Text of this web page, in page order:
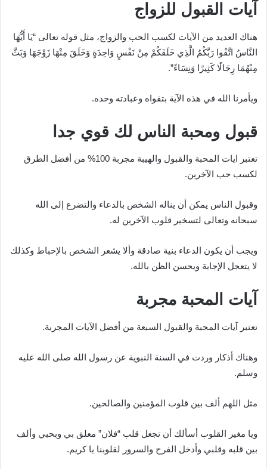
آيات القبول للزواج
هناك العديد من الآيات لكسب الحب والزواج، مثل قوله تعالى “يَا أَيُّهَا
النَّاسُ اتَّقُوا رَبَّكُمُ الَّذِي خَلَقَكُمْ مِنْ نَفْسٍ وَاحِدَةٍ وَخَلَقَ مِنْهَا زَوْجَهَا وَبَثَّ
مِنْهُمَا رِجَالًا كَثِيرًا وَنِسَاءً”.
ويأمرنا الله في هذه الآية بتقواه وعبادته وحده.
قبول ومحبة الناس لك قوي جدا
تعتبر ايات المحبة والقبول والهيبة مجربة 100% من أفضل الطرق
لكسب حب الآخرين.
وقبول الناس يمكن أن يناله الشخص بالدعاء والتضرع إلى الله
سبحانه وتعالى لتسخير قلوب الآخرين له.
ويجب أن يكون الدعاء بنية صادقة وألا يشعر الشخص بالإحباط وكذلك
لا يتعجل الإجابة ويحسن الظن بالله.
آيات المحبة مجربة
تعتبر آيات المحبة والقبول السبعة من أفضل الآيات المجربة.
وهناك أذكار وردت في السنة النبوية عن رسول الله صلى الله عليه
وسلم.
مثل اللهم ألف بين قلوب المؤمنين والصالحين.
ويا مغير القلوب أسألك أن تجعل قلب “فلان” معلق بي وبحبي وألف
بين قلبه وقلبي وأدخل الفرح والسرور لقلوبنا يا كريم.